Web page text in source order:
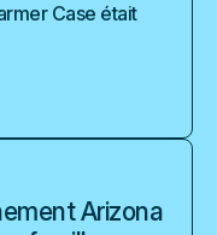
Case était
Arizona